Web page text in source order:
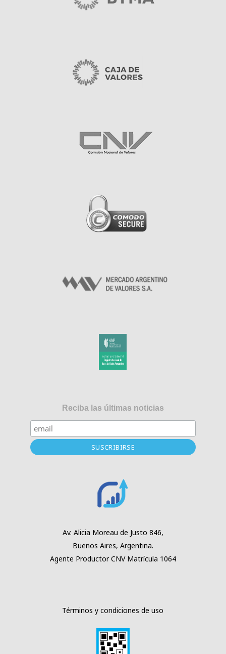
Reciba las últimas noticias
Av. Alicia Moreau de Justo 846,
Buenos Aires, Argentina.
Agente ProductorCNV Matrícula 1064
Términos y condiciones de uso